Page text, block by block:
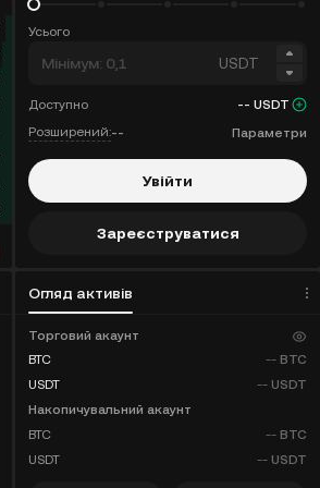
Огляд активів
Усього
USDT
Доступно -- USDT
Розширений:-- Параметри
Увійти
Зареєструватися
Знижки на комісію
Торговий акаунт
BTC
-- BTC
USDT
-- USDT
Накопичувальний акаунт
BTC
-- BTC
USDT
-- USDT